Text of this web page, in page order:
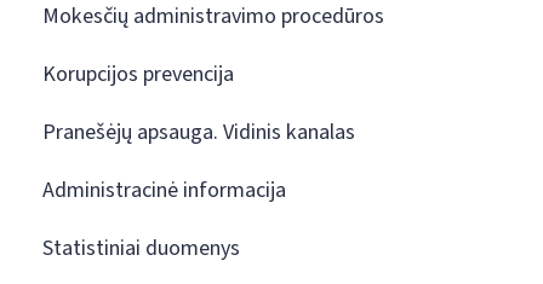
Mokesčių administravimo procedūros
Korupcijos prevencija
Pranešėjų apsauga. Vidinis kanalas
Administracinė informacija
Statistiniai duomenys